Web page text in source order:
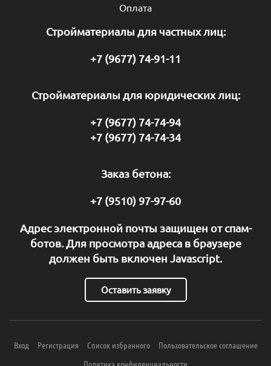
Оплата
Стройматериалы для частных лиц:
+7 (9677) 74-91-11
Стройматериалы для юридических лиц:
+7 (9677) 74-74-94
+7 (9677) 74-74-34
Заказ бетона:
+7 (9510) 97-97-60
Адрес электронной почты защищен от спам-
ботов. Для просмотра адреса в браузере
должен быть включен Javascript.
Оставить заявку
Вход Регистрация Список избранного
Пользовательское соглашение
Политика конфиденциальности